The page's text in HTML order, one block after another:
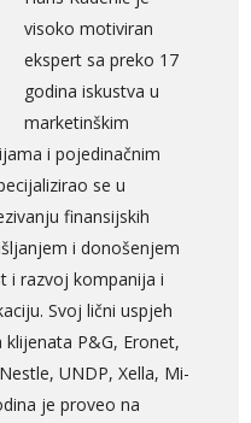
visoko motiviran
ekspert sa preko 17
godina iskustva u
marketinškim
i pojedinačnim
se u
finansijskih
i donošenjem
i razvoj kompanija i
Svoj lični uspjeh
P&G, Eronet,
UNDP, Xella, Mi-
je proveo na